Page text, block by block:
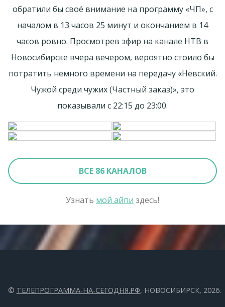
обратили бы своё внимание на программу «ЧП», с
началом в 13 часов 25 минут и окончанием в 14
часов ровно. Просмотрев эфир на канале НТВ в
Новосибирске вчера вечером, вероятно стоило бы
потратить немного времени на передачу «Невский.
Чужой среди чужих (Частный заказ)», это
показывали с 22:15 до 23:00.
ВСЕ 86 КАНАЛОВ
Узнать мой айпи здесь!
© ТЕЛЕПРОГРАММА-НА-СЕГОДНЯ.РФ, НОВОСИБИРСК, 2026.